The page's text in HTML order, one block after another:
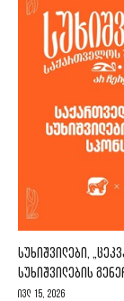
ᲡᲣᲮᲘᲨᲕᲘᲚᲔᲑᲘ,
ᲡᲣᲮᲘᲨᲕᲘᲚᲔᲑᲘᲡ
ივლ 15, 2026